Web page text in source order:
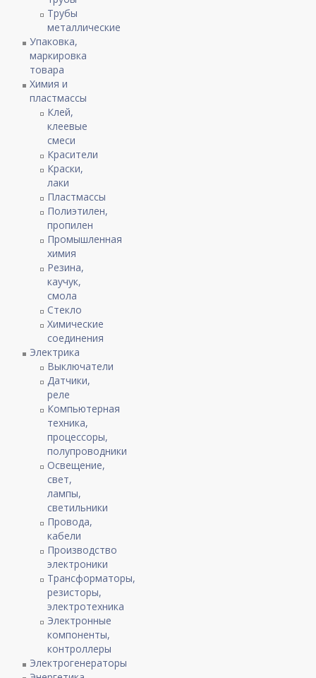
Трубы
металлические
Упаковка,
маркировка
товара
Химия и
пластмассы
Клей,
клеевые
смеси
Красители
Краски,
лаки
Пластмассы
Полиэтилен,
пропилен
Промышленная
химия
Резина,
каучук,
смола
Стекло
Химические
соединения
Электрика
Выключатели
Датчики,
реле
Компьютерная
техника,
процессоры,
полупроводники
Освещение,
свет,
лампы,
светильники
Провода,
кабели
Производство
электроники
Трансформаторы,
резисторы,
электротехника
Электронные
компоненты,
контроллеры
Электрогенераторы